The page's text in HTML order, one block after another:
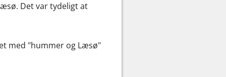
Det var tydeligt at
med "hummer og Læsø"